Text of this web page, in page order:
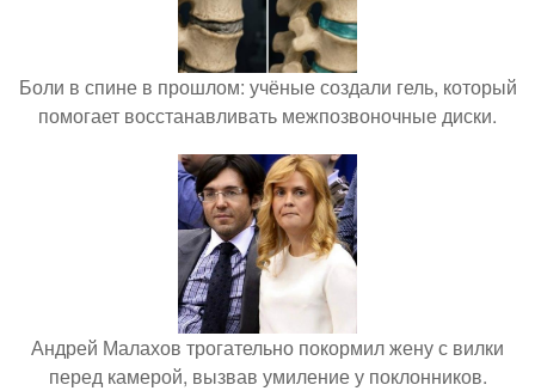
Боли в спине в прошлом: учёные создали гель, который
помогает восстанавливать межпозвоночные диски.
Андрей Малахов трогательно покормил жену с вилки
перед камерой, вызвав умиление у поклонников.